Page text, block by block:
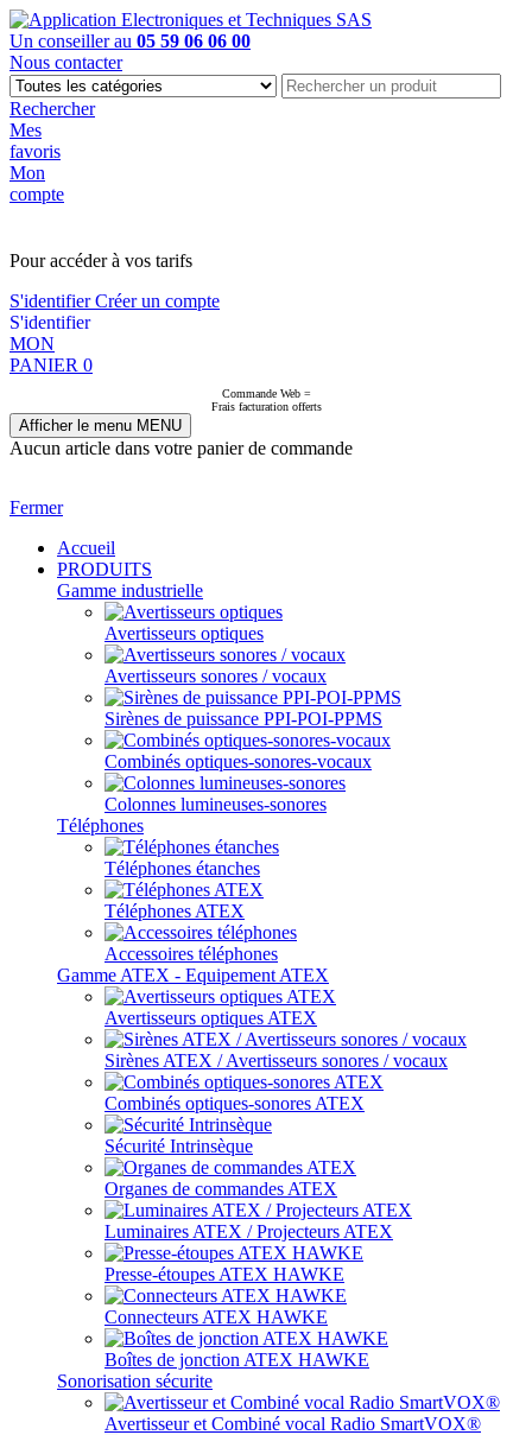
Un conseiller au 05 59 06 06 00
Nous contacter
Rechercher
Mes
favoris
Mon
compte
Pour accéder à vos tarifs
S'identifierCréer un compte
S'identifier
MON
PANIER 0
Commande Web =
Frais facturation offerts
Afficher le menu MENU
Aucun article dans votre panier de commande
Fermer
Accueil
PRODUITS
Gamme industrielle
Avertisseurs optiques
Avertisseurs sonores / vocaux
Sirènes de puissance PPI-POI-PPMS
Combinés optiques-sonores-vocaux
Colonnes lumineuses-sonores
Téléphones
Téléphones étanches
Téléphones ATEX
Accessoires téléphones
Gamme ATEX - Equipement ATEX
Avertisseurs optiques ATEX
Sirènes ATEX / Avertisseurs sonores / vocaux
Combinés optiques-sonores ATEX
Sécurité Intrinsèque
Organes de commandes ATEX
Luminaires ATEX / Projecteurs ATEX
Presse-étoupes ATEX HAWKE
Connecteurs ATEX HAWKE
Boîtes de jonction ATEX HAWKE
Sonorisation sécurite
Avertisseur et Combiné vocal Radio SmartVOX®